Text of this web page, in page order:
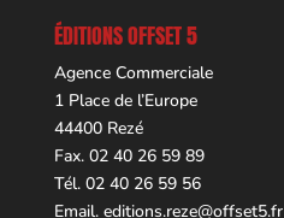
ÉDITIONS OFFSET 5
Agence Commerciale
1 Place de l’Europe
44400 Rezé
Fax. 02 40 26 59 89
Tél. 02 40 26 59 56
Email. editions.reze@offset5.fr